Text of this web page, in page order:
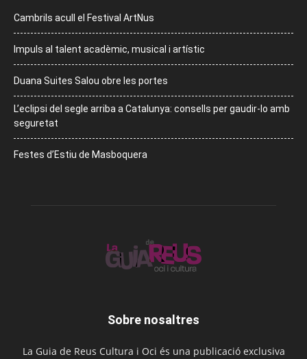
Cambrils acull el Festival ArtNus
Impuls al talent acadèmic, musical i artístic
Duana Suites Salou obre les portes
L’eclipsi del segle arriba a Catalunya: consells per gaudir-lo amb
seguretat
Festes d’Estiu de Masboquera
Sobre nosaltres
La Guia de Reus Cultura i Oci és una publicació exclusiva